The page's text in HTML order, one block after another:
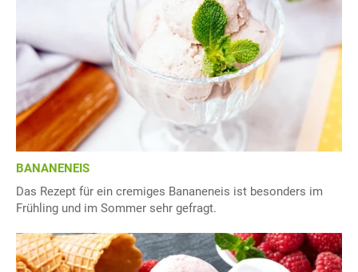
BANANENEIS
Das Rezept für ein cremiges Bananeneis ist besonders im
Frühling und im Sommer sehr gefragt.